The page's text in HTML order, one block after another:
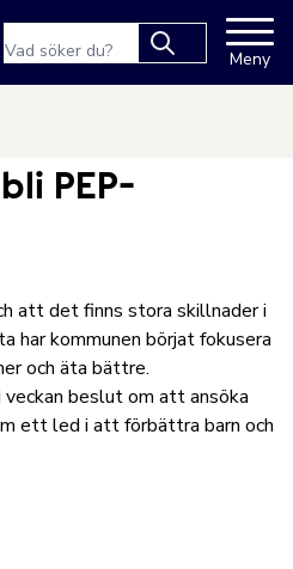
Meny
PEP-
att det finns stora skillnader i
har kommunen börjat fokusera
och äta bättre.
beslut om att ansöka
ett led i att förbättra barn och